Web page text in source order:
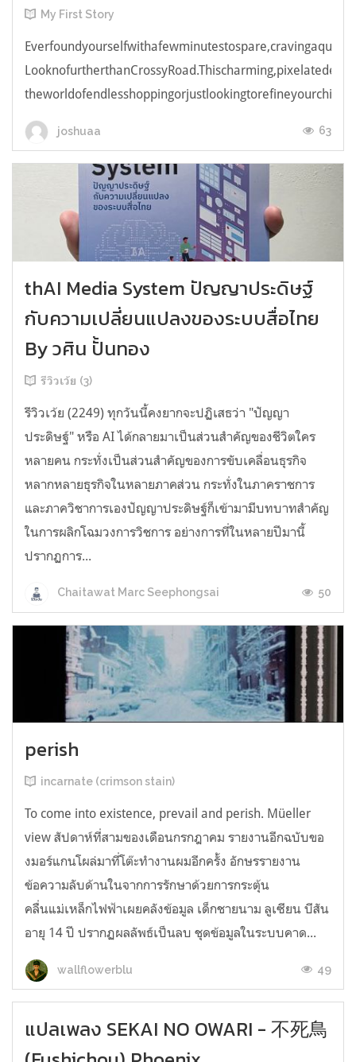
My First Story
joshuaa 63
thAI Media System ปัญญาประดิษฐ์
กับความเปลี่ยนแปลงของระบบสื่อไทย
By วศิน ปั้นทอง
รีวิวเว้ย (3)
รีวิวเว้ย (2249) ทุกวันนี้คงยากจะปฏิเสธว่า "ปัญญา
ประดิษฐ์" หรือ AI ได้กลายมาเป็นส่วนสำคัญของชีวิตใคร
หลายคน กระทั่งเป็นส่วนสำคัญของการขับเคลื่อนธุรกิจ
หลากหลายธุรกิจในหลายภาคส่วน กระทั่งในภาคราชการ
และภาควิชาการเองปัญญาประดิษฐ์ก็เข้ามามีบทบาทสำคัญ
ในการผลิกโฉมวงการวิชการ อย่างการที่ในหลายปีมานี้
ปรากฏการ...
Chaitawat Marc Seephongsai 50
perish
incarnate (crimson stain)
To come into existence, prevail and perish. Müeller
view สัปดาห์ที่สามของเดือนกรกฎาคม รายงานอีกฉบับขอ
งมอร์แกนโผล่มาที่โต๊ะทำงานผมอีกครั้ง อักษรรายงาน
ข้อความลับด้านในจากการรักษาด้วยการกระตุ้น
คลื่นแม่เหล็กไฟฟ้าเผยคลังข้อมูล เด็กชายนาม ลูเซียน บีสัน
อายุ 14 ปี ปรากฏผลลัพธ์เป็นลบ ชุดข้อมูลในระบบคาด...
wallflowerblu 49
แปลเพลง SEKAI NO OWARI - 不死鳥